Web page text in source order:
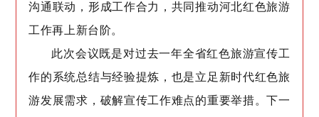
沟通联动，形成工作合力，共同推动河北红色旅游
工作再上新台阶。
此次会议既是对过去一年全省红色旅游宣传工
作的系统总结与经验提炼，也是立足新时代红色旅
游发展需求，破解宣传工作难点的重要举措。下一